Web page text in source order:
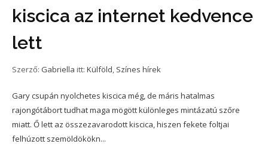
kiscica az internet kedvence
lett
Szerző: Gabriella itt: Külföld, Színes hírek
Gary csupán nyolchetes kiscica még, de máris hatalmas
rajongótábort tudhat maga mögött különleges mintázatú szőre
miatt. Ő lett az összezavarodott kiscica, hiszen fekete foltjai
felhúzott szemöldökökn...